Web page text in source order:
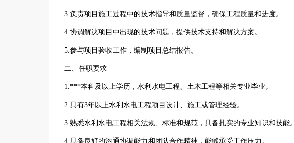
3.负责项目施工过程中的技术指导和质量监督，确保工程质量和进度。
4.协调解决项目中出现的技术问题，提供技术支持和解决方案。
5.参与项目验收工作，编制项目总结报告。
二、任职要求
1.***本科及以上学历，水利水电工程、土木工程等相关专业毕业。
2.具有3年以上水利水电工程项目设计、施工或管理经验。
3.熟悉水利水电工程相关法规、标准和规范，具备扎实的专业知识和技能。
4.具备良好的沟通协调能力和团队合作精神，能够承受工作压力。